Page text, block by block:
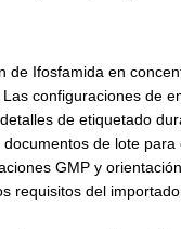
Ifosfamida en
configuraciones de
de etiquetado
de lote
GMP y
requisitos del